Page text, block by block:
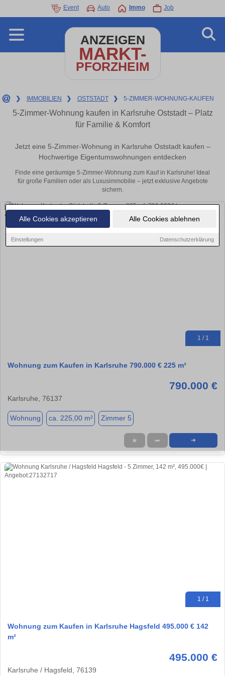
Alle Cookies akzeptieren Alle Cookies ablehnen
Einstellungen Datenschutzerklärung
Event Auto Immo Job
ANZEIGEN
MARKT-
PFORZHEIM
❯ IMMOBILIEN ❯ OSTSTADT ❯ 5-ZIMMER-WOHNUNG-KAUFEN
5-Zimmer-Wohnung kaufen in Karlsruhe Oststadt – Platz
für Familie & Komfort
Jetzt eine 5-Zimmer-Wohnung in Karlsruhe Oststadt kaufen –
Hochwertige Eigentumswohnungen entdecken
Finde eine geräumige 5-Zimmer-Wohnung zum Kauf in Karlsruhe! Ideal
für große Familien oder als Luxusimmobilie – jetzt exklusive Angebote
sichern.
1 / 1
Wohnung zum Kaufen in Karlsruhe 790.000 € 225 m²
790.000 €
Karlsruhe, 76137
Wohnung ca. 225,00 m² Zimmer 5
★ ➦ ➜
1 / 1
Wohnung zum Kaufen in Karlsruhe Hagsfeld 495.000 € 142
m²
495.000 €
Karlsruhe / Hagsfeld, 76139